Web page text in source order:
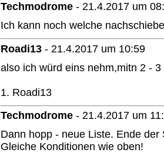
Techmodrome - 21.4.2017 um
Ich kann noch welche
Roadi13 - 21.4.2017 um 10:59
also ich würd eins nehm,mitn 2 -
1. Roadi13
Techmodrome - 21.4.2017 um
Dann hopp - neue Liste. Ende
Gleiche Konditionen wie oben!